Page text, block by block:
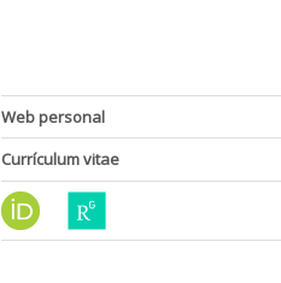
Web personal
Currículum vitae